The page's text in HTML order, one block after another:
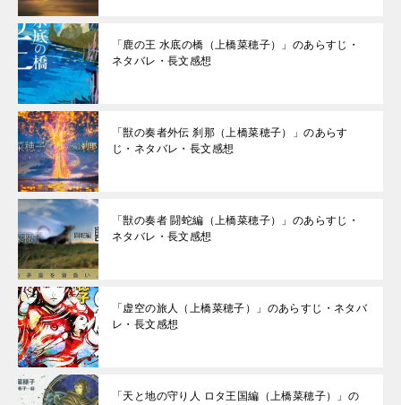
「鹿の王 水底の橋（上橋菜穂子）」のあらすじ・
ネタバレ・長文感想
「獣の奏者外伝 刹那（上橋菜穂子）」のあらす
じ・ネタバレ・長文感想
「獣の奏者 闘蛇編（上橋菜穂子）」のあらすじ・
ネタバレ・長文感想
「虚空の旅人（上橋菜穂子）」のあらすじ・ネタバ
レ・長文感想
「天と地の守り人 ロタ王国編（上橋菜穂子）」の